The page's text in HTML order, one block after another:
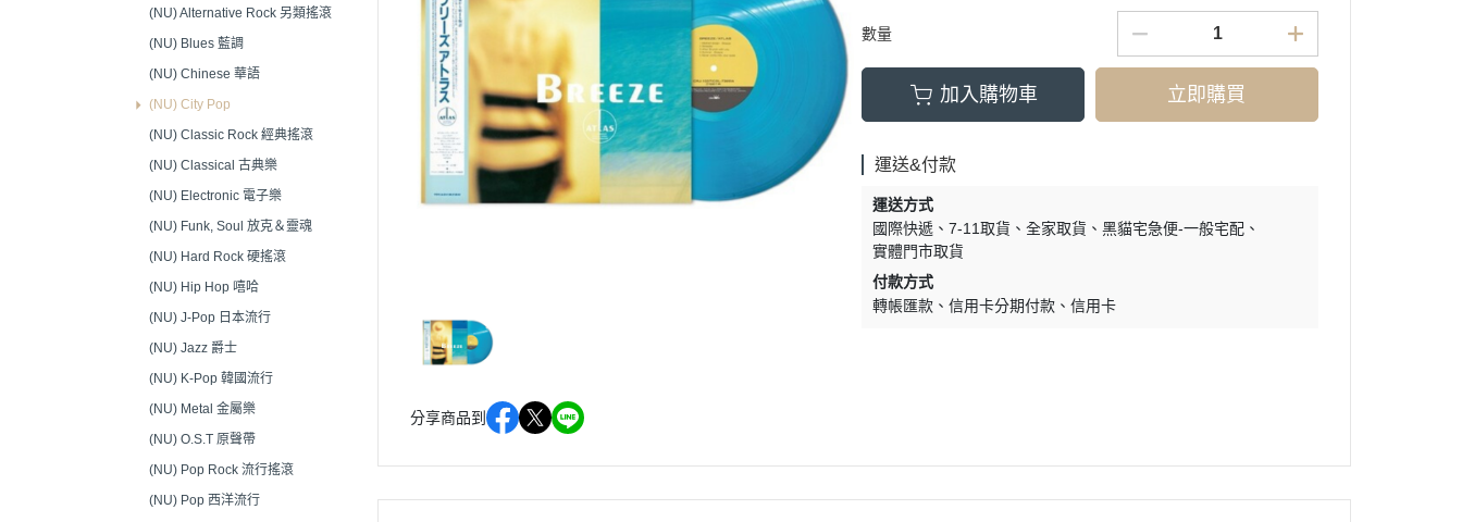
(NU) J-Pop 日本流行
(NU) Jazz 爵士
(NU) K-Pop 韓國流行
(NU) Metal 金屬樂
(NU) O.S.T 原聲帶
(NU) Pop Rock 流行搖滾
(SC) Funk, Soul 放克＆靈魂
(SC) Fusion 融合
(SC) Hard Rock 硬搖滾
(SC) Hip Hop 嘻哈
(SC) Jazz 爵士
(SC) Metal 金屬樂
(SC) O.S.T 原聲帶
(SC) Pop Rock 流行搖滾
(SC) Prog Rock 前衛搖滾
(EP) Pop 西洋流行
耳機 (Headphone)
發燒線材 (High-Fidelity Cable)
電源處理器/插座(Power Supply)
腳架/墊材 (Speaker Stand/Pad)
音響接頭/零件 (Audio
Connectors)
(NU) Alternative Rock 另類搖滾
(NU) Blues 藍調
(NU) Chinese 華語
(NU) City Pop
(NU) Classic Rock 經典搖滾
(NU) Classical 古典樂
(NU) Electronic 電子樂
(NU) Funk, Soul 放克＆靈魂
(NU) Hard Rock 硬搖滾
(NU) Hip Hop 嘻哈
(NU) J-Pop 日本流行
(NU) Jazz 爵士
(NU) K-Pop 韓國流行
(NU) Metal 金屬樂
(NU) O.S.T 原聲帶
(NU) Pop Rock 流行搖滾
(NU) Pop 西洋流行
分享商品到
數量
加入購物車 立即購買
運送&付款
運送方式
國際快遞
7-11取貨 全家取貨
黑貓宅急便-一般宅配
實體門市取貨
付款方式
轉帳匯款
信用卡分期付款 信用卡